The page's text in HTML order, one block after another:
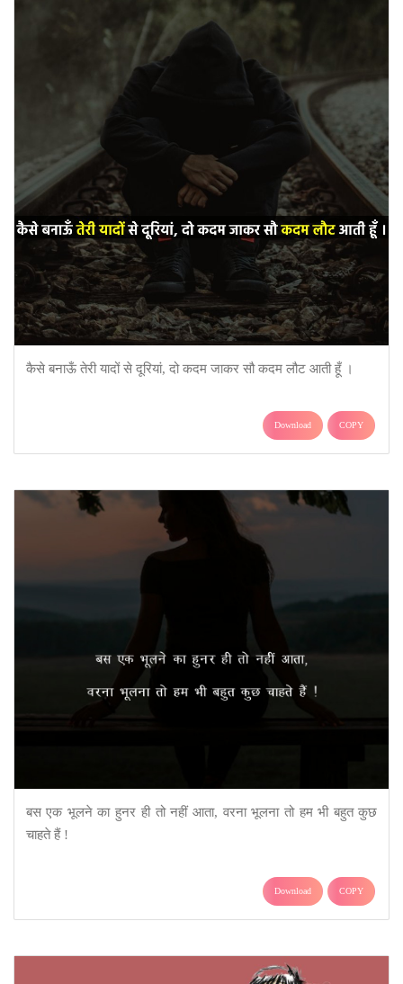
कैसे बनाऊँ तेरी यादों से दूरियां, दो कदम जाकर सौ कदम लौट आती हूँ ।
Download COPY
बस एक भूलने का हुनर ही तो नहीं आता, वरना भूलना तो हम भी बहुत कुछ
चाहते हैं !
Download COPY